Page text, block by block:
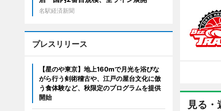
見る・
名駅経済新聞
プレスリリース
【星のや東京】地上160mで月光を浴びな
がら行う剣術稽古や、江戸の屋台文化に倣
う食体験など、秋限定のプログラムを提供
開始